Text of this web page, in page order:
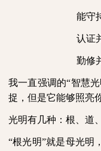
能守
认证
勤修
我一直强调的“智慧
捉，但是它能够照亮
光明有几种：根、道
“根光明”就是母光明